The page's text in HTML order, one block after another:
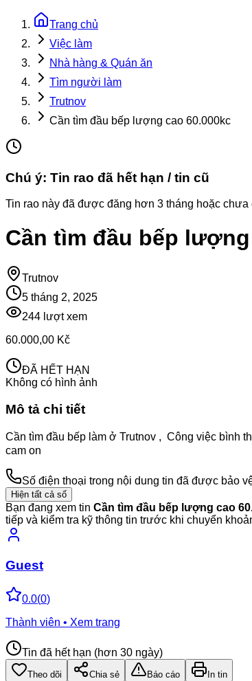
Trang chủ
Việc làm
Nhà hàng & Quán ăn
Tìm người làm
Trutnov
Cần tìm đầu bếp lượng cao 60.000kc
Chú ý: Tin rao đã hết hạn / tin cũ
Tin rao này đã được đăng hơn 3 tháng hoặc
Cần tìm đầu bếp
Trutnov
5 tháng 2, 2025
244 lượt xem
60.000,00 Kč
ĐÃ HẾT HẠN
Không có hình ảnh
Mô tả chi tiết
Cần tìm đầu bếp làm ở Trutnov , Công việc bình
cam on
Số điện thoại trong nội dung tin đã được bảo
Hiện tất cả số
Bạn đang xem tin Cần tìm đầu bếp lượng cao
tiếp và kiểm tra kỹ thông tin trước khi chuyển
Guest
0.0(0)
Thành viên • Xem trang
Tin đã hết hạn (hơn 30 ngày)
Theo dõi Chia sẻ Báo cáo In tin